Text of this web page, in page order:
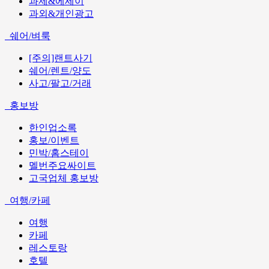
과외&개인광고
쉐어/벼룩
[주의]랜트사기
쉐어/렌트/양도
사고/팔고/거래
홍보방
한인업소록
홍보/이벤트
민박/홈스테이
멜번주요싸이트
고국업체 홍보방
여행/카페
여행
카페
레스토랑
호텔